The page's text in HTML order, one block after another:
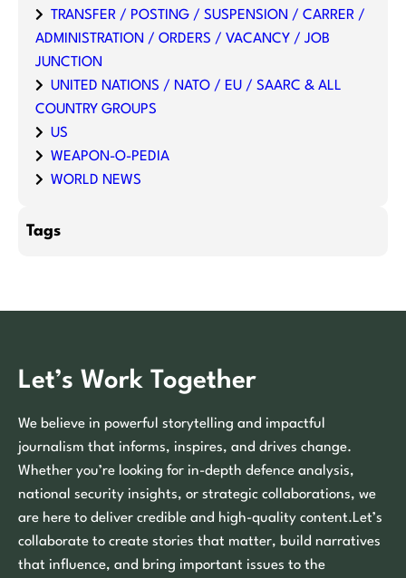
TRANSFER / POSTING / SUSPENSION / CARRER /
ADMINISTRATION / ORDERS / VACANCY / JOB
JUNCTION
UNITED NATIONS / NATO / EU / SAARC & ALL
COUNTRY GROUPS
US
WEAPON-O-PEDIA
WORLD NEWS
Tags
Let’s Work Together
We believe in powerful storytelling and impactful
journalism that informs, inspires, and drives change.
Whether you’re looking for in-depth defence analysis,
national security insights, or strategic collaborations, we
are here to deliver credible and high-quality content.Let’s
collaborate to create stories that matter, build narratives
that influence, and bring important issues to the